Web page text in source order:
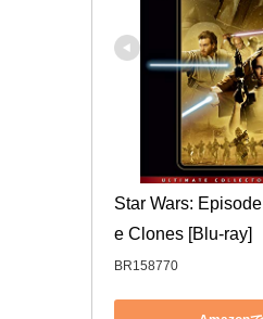
Star Wars:
e Clones [Blu-ray]
BR158770